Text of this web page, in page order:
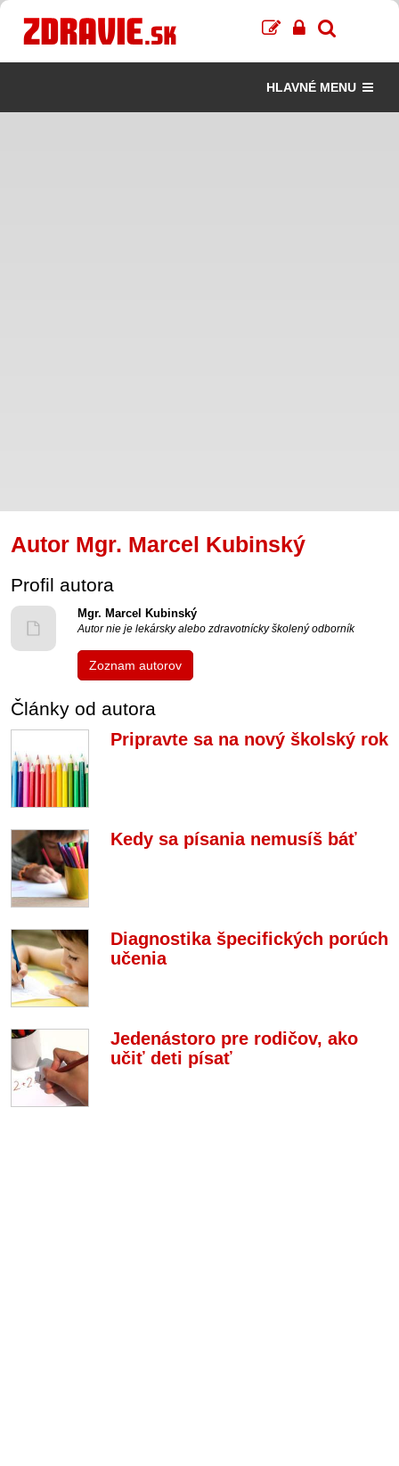
HLAVNÉ MENU
Autor Mgr. Marcel Kubinský
Profil autora
Mgr. Marcel Kubinský
Autor nie je lekársky alebo zdravotnícky školený odborník
Zoznam autorov
Články od autora
Pripravte sa na nový školský rok
Kedy sa písania nemusíš báť
Diagnostika špecifických porúch
učenia
Jedenástoro pre rodičov, ako
učiť deti písať